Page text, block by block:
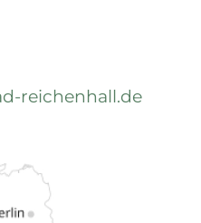
reichenhall.de